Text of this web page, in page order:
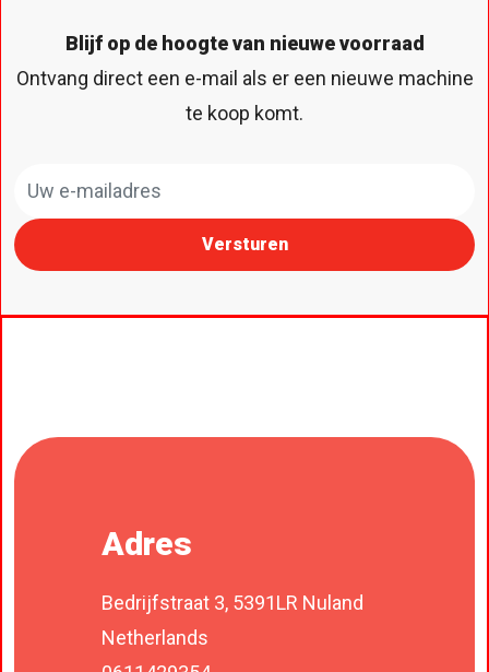
Blijf op de hoogte van nieuwe voorraad
Ontvang direct een e-mail als er een nieuwe machine
te koop komt.
Versturen
Adres
Bedrijfstraat 3, 5391LR Nuland
Netherlands